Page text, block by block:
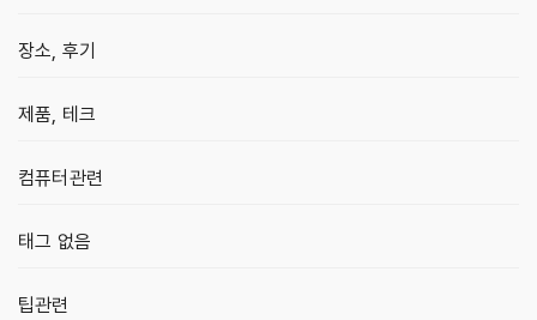
장소, 후기
제품, 테크
컴퓨터관련
태그 없음
팁관련